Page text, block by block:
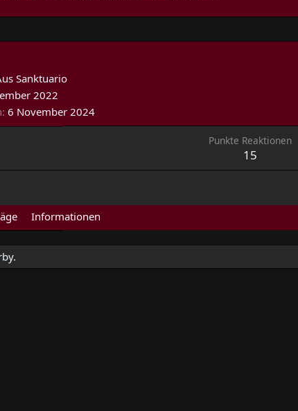
Sanktuario
2022
6 November 2024
Punkte Reaktionen
15
Informationen